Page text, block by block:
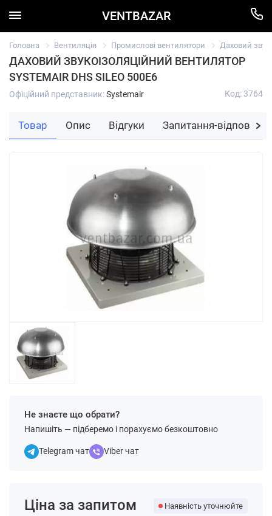
VENTBAZAR
Головна Вентиляція Промислові вентилятори Даховий
ДАХОВИЙ ЗВУКОІЗОЛЯЦІЙНИЙ ВЕНТИЛЯТОР
SYSTEMAIR DHS SILEO 500E6
Офіційний представник:Systemair Код: 3764
Не знаєте що обрати?
Напишіть — підберемо і порахуємо безкоштовно
Telegram чат Viber чат
Ціна за запитом Наявність уточнюйте
Товар Опис Відгуки Запитання-відповідь